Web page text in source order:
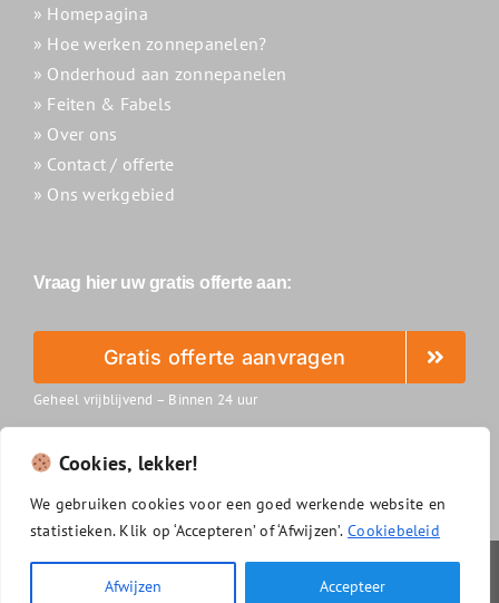
Cookies, lekker!
We gebruikencookiesvooreengoedwerkende website en
statistieken. Klik op ‘Accepteren’of ‘Afwijzen’. Cookiebeleid
Afwijzen Accepteer
» Homepagina
» Hoe werken zonnepanelen?
» Onderhoud aan zonnepanelen
» Feiten & Fabels
» Over ons
» Contact / offerte
» Ons werkgebied
Vraag hier uw gratis offerte aan:
Gratis offerte aanvragen
Geheel vrijblijvend – Binnen 24 uur
Privacyverklaring
Cookiebeleid